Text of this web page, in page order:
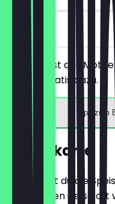
vor Ort
Du bestellst das
Dessert gratis dazu.
App zum
Speisekarte
Hier findest du die
aktualisieren sie so